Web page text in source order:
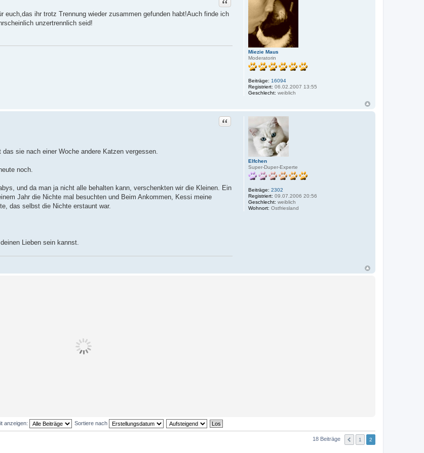
Miezie Maus
Moderatorin
Beiträge: 16094
Registriert: 06.02.2007 13:55
Geschlecht: weiblich
ihr trotz Trennung wieder zusammen gefunden habt!Auch finde ich
unzertrennlich seid!
Elfchen
Super-Duper-Experte
Beiträge: 2302
Registriert: 09.07.2006 20:56
Geschlecht: weiblich
Wohnort: Ostfriesland
Zitat
sie nach einer Woche andere Katzen vergessen.
noch.
und da man ja nicht alle behalten kann, verschenkten wir die Kleinen. Ein
Jahr die Nichte mal besuchten und Beim Ankommen, Kessi meine
das selbst die Nichte erstaunt war.
Lieben sein kannst.
anzeigen: Sortiere nach
18 Beiträge 1 2